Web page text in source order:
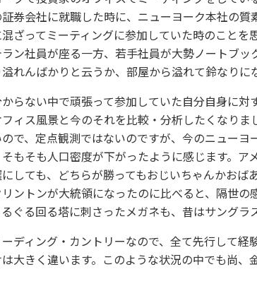
券会社に就職した時に、ニューヨーク本社の
ざってミーティングに参加していた時のこと
ン社員が座る一方、若手社員が大勢ノートブッ
れんばかりと云うか、部屋から溢れて鈴なりに
らない中で頑張って参加していた自分自身に
ィス風景と今のそれを比較・分析したくなり
で、定点観測ではないのですが、今のニュー
もそも人口密度が下がったように感じます。ア
しても、どちらが勝ってもおじいちゃんかおば
ントンが大統領になったのに比べると、隔世
ぐる回る塔に刺さったメガネも、昔はサングラ
ディング・カントリーなので、全て先行して
大きく違います。このような状況の中でも尚